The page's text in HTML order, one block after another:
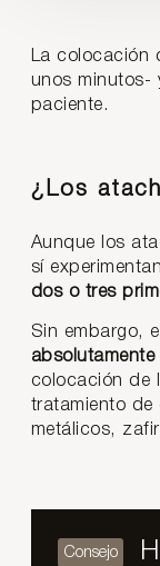
La
unos minutos-
paciente.
¿Los
Aunque los
sí experimentan
dos o tres
Sin embargo,
absolutamente
colocación de
tratamiento de
metálicos,